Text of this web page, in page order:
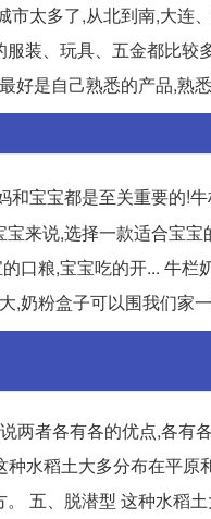
太多了,从北到南,大连
装、玩具、五金都比较
是自己熟悉的产品,熟
和宝宝都是至关重要的!
来说,选择一款适合宝
口粮,宝宝吃的开... 牛
奶粉盒子可以围我们家
两者各有各的优点,各有
水稻土大多分布在平
五、脱潜型 这种水稻